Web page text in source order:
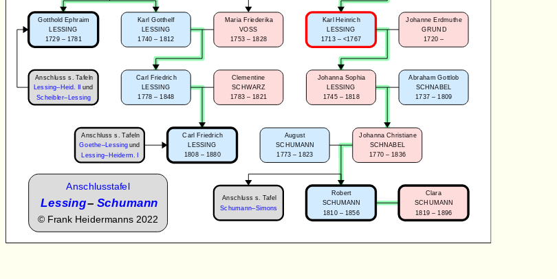
Carl Friedrich
LESSING
1808 – 1880
Carl Friedrich
LESSING
1778 – 1848
Clementine
SCHWARZ
1783 – 1821
Karl Gotthelf
LESSING
1740 – 1812
Maria Friederika
VOSS
1753 – 1828
Gotthold Ephraim
LESSING
1729 – 1781
Anschluss s. Tafeln
Goethe–Lessingund
Lessing–Heiderm. I
Karl Heinrich
LESSING
1713 – <1767
Johanne Erdmuthe
GRUND
1720 –
Abraham Gottlob
SCHNABEL
1737 – 1809
Johanna Sophia
LESSING
1745 – 1818
August
SCHUMANN
1773 – 1823
Johanna Christiane
SCHNABEL
1770 – 1836
Robert
SCHUMANN
1810 – 1856
Clara
SCHUMANN
1819 – 1896
Anschlusstafel
Lessing– Schumann
© Frank Heidermanns 2022
Anschluss s. Tafeln
Lessing–Heid. II und
Scheibler–Lessing
Anschluss s. Tafel
Schumann–Simons